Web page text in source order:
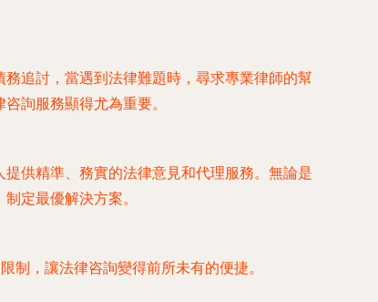
追討，當遇到法律難題時，尋求專業律師的幫
詢服務顯得尤為重要。
供精準、務實的法律意見和代理服務。無論是
定最優解決方案。
制，讓法律咨詢變得前所未有的便捷。